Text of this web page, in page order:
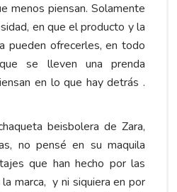
menos piensan. Solamente
en que el producto y la
pueden ofrecerles, en todo
se lleven una prenda
en lo que hay detrás .
beisbolera de Zara,
no pensé en su maquila
que han hecho por las
marca, y ni siquiera en por